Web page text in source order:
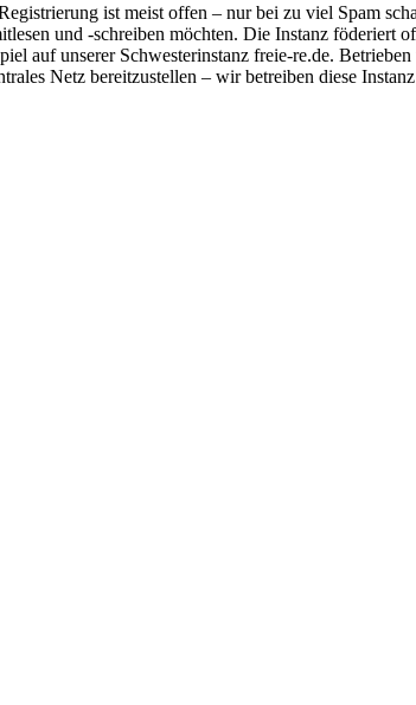
ist meist offen – nur bei zu viel Spam
und -schreiben möchten. Die Instanz föderiert
auf unserer Schwesterinstanz freie-re.de.
Netz bereitzustellen – wir betreiben diese